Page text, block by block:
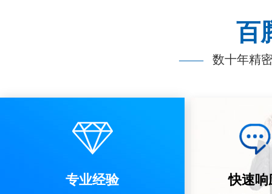
百
—— 数十年精
专业经验 快速响